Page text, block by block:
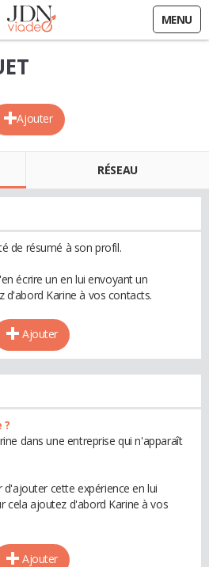
MENU
Ajouter
RÉSEAU
de résumé à son profil.
écrire un en lui envoyant un
d'abord Karine à vos contacts.
Ajouter
?
dans une entreprise qui n'apparaît
d'ajouter cette expérience en lui
cela ajoutez d'abord Karine à vos
Ajouter